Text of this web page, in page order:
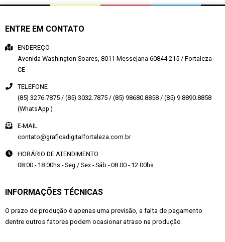
ENTRE EM CONTATO
ENDEREÇO
Avenida Washington Soares, 8011 Messejana 60844-215 / Fortaleza -
CE
TELEFONE
(85) 3276.7875 / (85) 3032.7875 / (85) 98680.8858 / (85) 9.8890.8858
(WhatsApp )
E-MAIL
contato@graficadigitalfortaleza.com.br
HORÁRIO DE ATENDIMENTO
08:00 - 18:00hs - Seg / Sex - Sáb - 08:00 - 12:00hs
INFORMAÇÕES TÉCNICAS
O prazo de produção é apenas uma previsão, a falta de pagamento
dentre outros fatores podem ocasionar atraso na produção